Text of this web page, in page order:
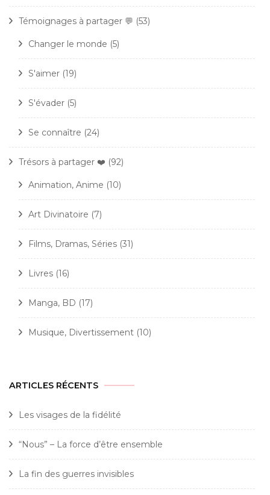
Témoignages à partager 💬 (53)
Changer le monde (5)
S'aimer (19)
S'évader (5)
Se connaître (24)
Trésors à partager ❤️ (92)
Animation, Anime (10)
Art Divinatoire (7)
Films, Dramas, Séries (31)
Livres (16)
Manga, BD (17)
Musique, Divertissement (10)
ARTICLES RÉCENTS
Les visages de la fidélité
“Nous” – La force d’être ensemble
La fin des guerres invisibles